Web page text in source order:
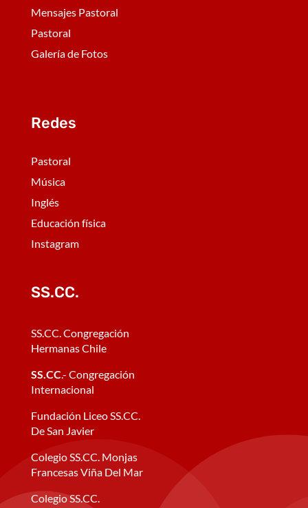
Mensajes Pastoral
Pastoral
Galería de Fotos
Redes
Pastoral
Música
Inglés
Educación física
Instagram
SS.CC.
SS.CC. Congregación
Hermanas Chile
SS.CC.- Congregación
Internacional
Fundación Liceo SS.CC.
De San Javier
Colegio SS.CC. Monjas
Francesas Viña Del Mar
Colegio SS.CC.